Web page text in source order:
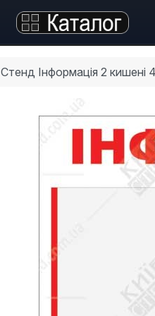
Стенд Інформація 2 кишені